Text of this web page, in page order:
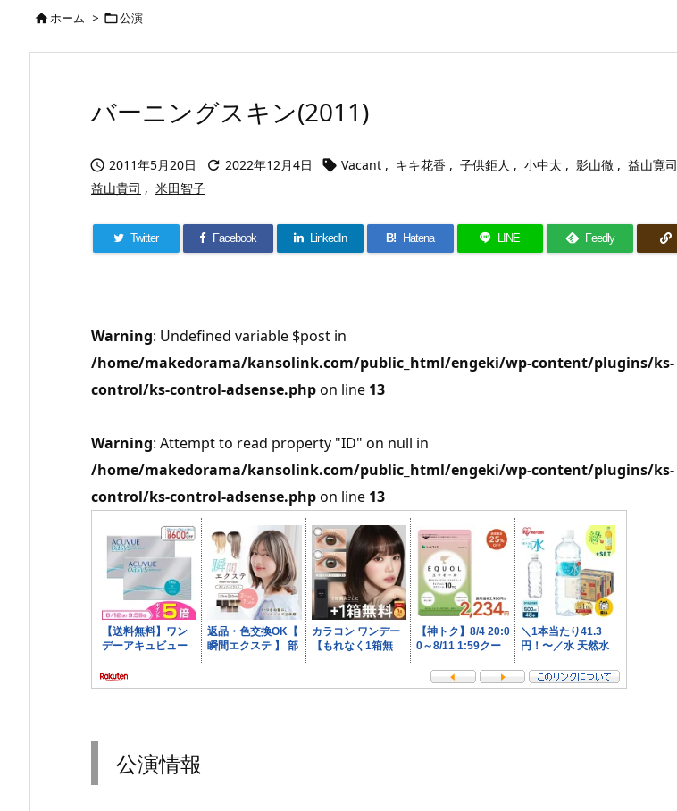
ホーム > 公演
バーニングスキン(2011)
 2011年5月20日  2022年12月4日  Vacant , キキ花香 , 子供鉅人 , 小中太 , 影山徹 , 益山寛司
益山貴司 , 米田智子
Twitter Facebook LinkedIn B! Hatena LINE Feedly
Warning: Undefined variable $post in
/home/makedorama/kansolink.com/public_html/engeki/wp-content/plugins/ks-
control/ks-control-adsense.phpon line 13
Warning: Attempt to read property "ID" on null in
/home/makedorama/kansolink.com/public_html/engeki/wp-content/plugins/ks-
control/ks-control-adsense.phpon line 13
公演情報